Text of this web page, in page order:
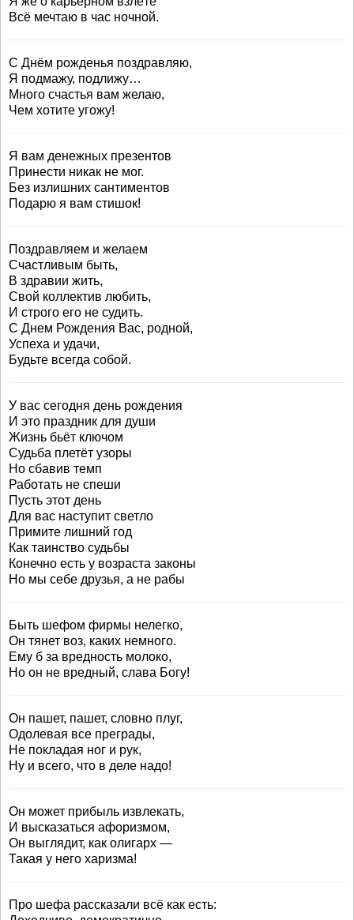
Всё мечтаю в час ночной.
С Днём рожденья поздравляю,
Я подмажу, подлижу…
Много счастья вам желаю,
Чем хотите угожу!
Я вам денежных презентов
Принести никак не мог.
Без излишних сантиментов
Подарю я вам стишок!
Поздравляем и желаем
Счастливым быть,
В здравии жить,
Свой коллектив любить,
И строго его не судить.
С Днем Рождения Вас, родной,
Успеха и удачи,
Будьте всегда собой.
У вас сегодня день рождения
И это праздник для души
Жизнь бьёт ключом
Судьба плетёт узоры
Но сбавив темп
Работать не спеши
Пусть этот день
Для вас наступит светло
Примите лишний год
Как таинство судьбы
Конечно есть у возраста законы
Но мы себе друзья, а не рабы
Быть шефом фирмы нелегко,
Он тянет воз, каких немного.
Ему б за вредность молоко,
Но он не вредный, слава Богу!
Он пашет, пашет, словно плуг,
Одолевая все преграды,
Не покладая ног и рук,
Ну и всего, что в деле надо!
Он может прибыль извлекать,
И высказаться афоризмом,
Он выглядит, как олигарх —
Такая у него харизма!
Про шефа рассказали всё как есть: